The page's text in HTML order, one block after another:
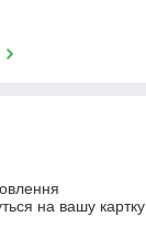
на вашу картку